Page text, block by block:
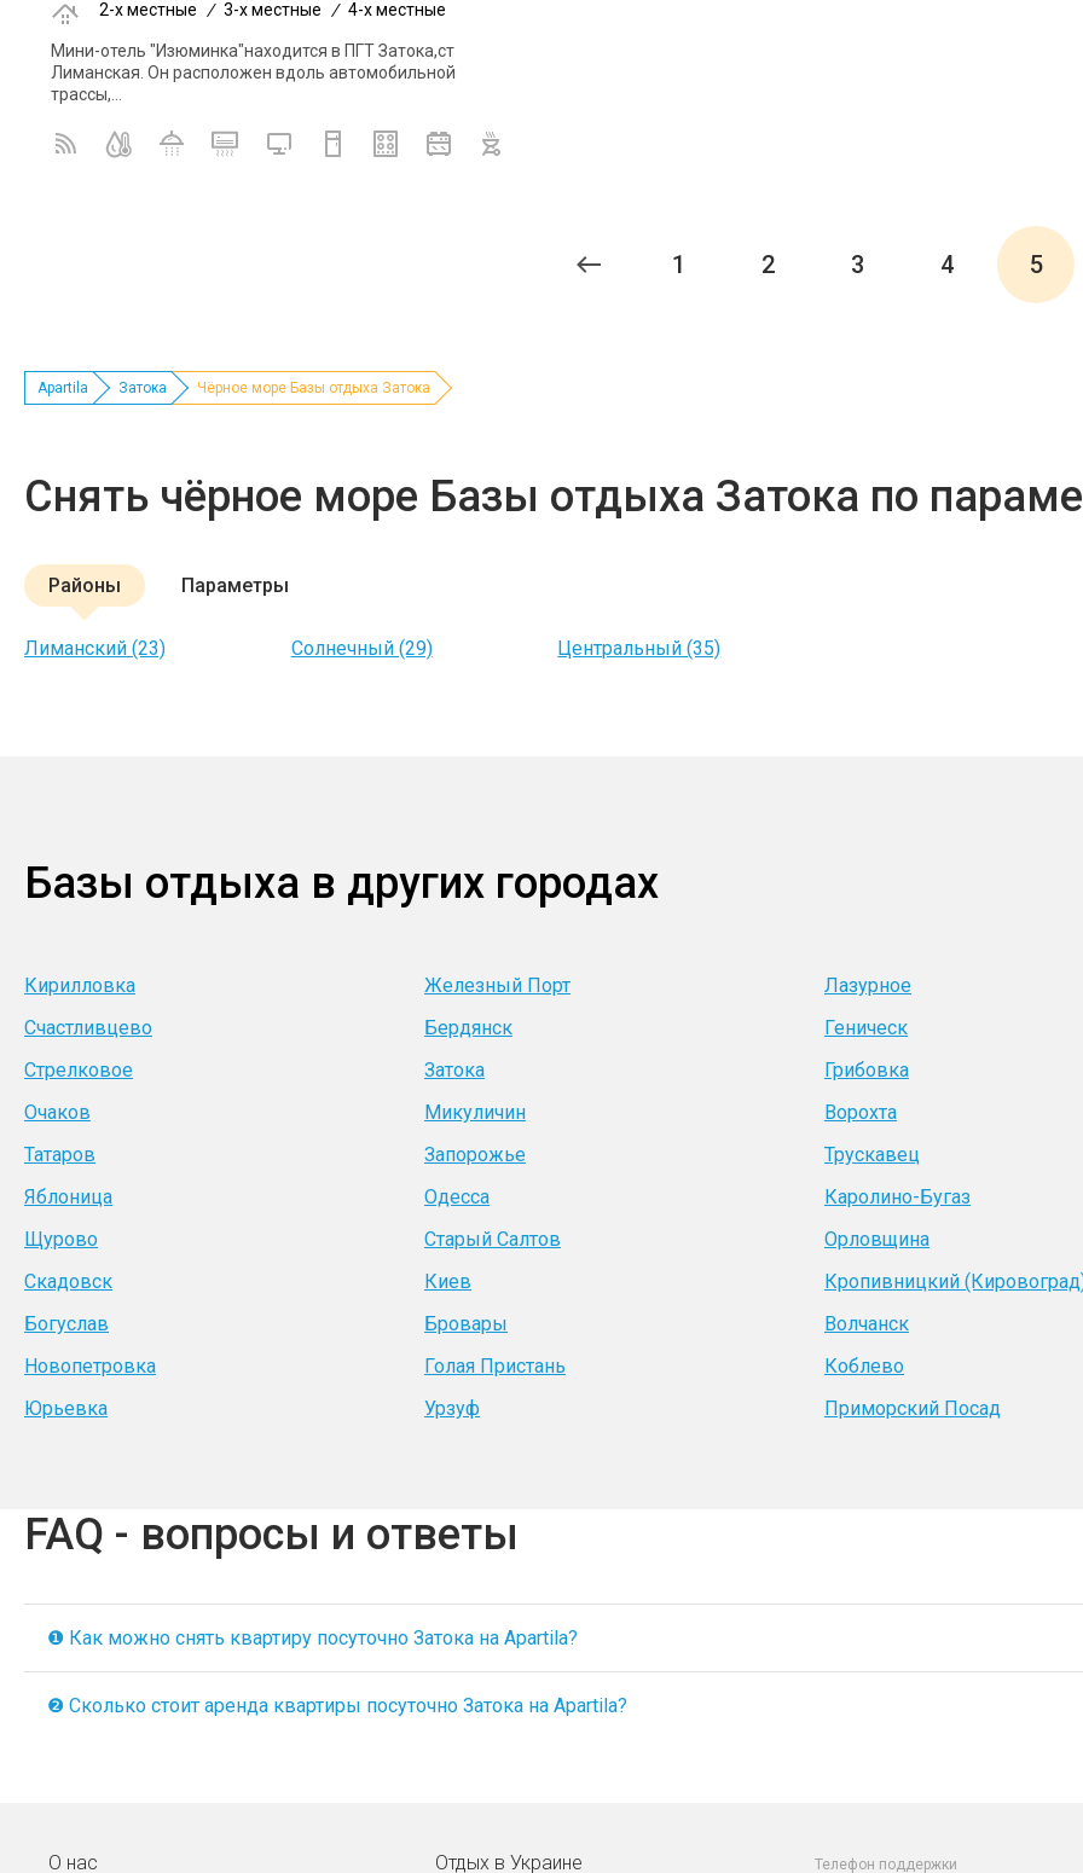
2-x местные / 3-x местные / 4-x местные
Мини-отель "Изюминка"находится в ПГТ Затока,ст
Лиманская. Он расположен вдоль автомобильной
трассы,...
1 2 3 4 5
Apartila Затока Чёрное море Базы отдыха Затока
Снять чёрное море Базы отдыха Затока по
Районы Параметры
Лиманский (23) Солнечный (29) Центральный (35)
Базы отдыха в других городах
Кирилловка Железный Порт Лазурное
Счастливцево
Бердянск Геническ
Стрелковое
Затока Грибовка
Очаков
Микуличин Ворохта
Татаров
Запорожье Трускавец
Яблоница
Одесса Каролино-Бугаз
Щурово
Старый Салтов Орловщина
Скадовск
Киев Кропивницкий
Богуслав
Бровары Волчанск
Новопетровка
Голая Пристань Коблево
Юрьевка
Урзуф Приморский Посад
FAQ - вопросы и ответы
❶ Как можно снять квартиру посуточно Затока на Apartila?
❷ Сколько стоит аренда квартиры посуточно Затока на Apartila?
О нас Отдых в Украине Телефон поддержки